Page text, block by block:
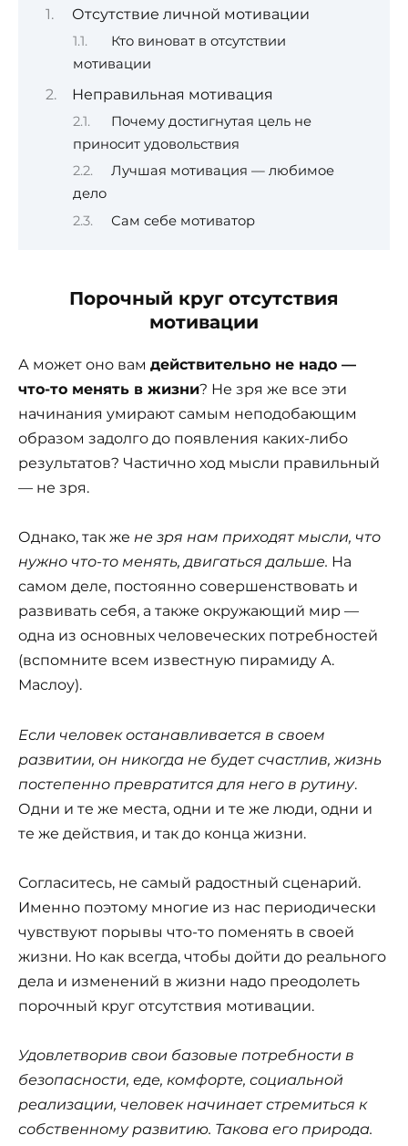
Отсутствие личной мотивации
Кто виноват в отсутствии
мотивации
Неправильная мотивация
Почему достигнутая цель не
приносит удовольствия
Лучшая мотивация — любимое
дело
Сам себе мотиватор
Порочный круг отсутствия
мотивации
А может оно вам действительно не надо —
что-то менять в жизни? Не зря же все эти
начинания умирают самым неподобающим
образом задолго до появления каких-либо
результатов? Частично ход мысли правильный
— не зря.
Однако, так же не зря нам приходят мысли, что
нужно что-то менять, двигаться дальше. На
самом деле, постоянно совершенствовать и
развивать себя, а также окружающий мир —
одна из основных человеческих потребностей
(вспомните всем известную пирамиду А.
Маслоу).
Если человек останавливается в своем
развитии, он никогда не будет счастлив, жизнь
постепенно превратится для него в рутину.
Одни и те же места, одни и те же люди, одни и
те же действия, и так до конца жизни.
Согласитесь, не самый радостный сценарий.
Именно поэтому многие из нас периодически
чувствуют порывы что-то поменять в своей
жизни. Но как всегда, чтобы дойти до реального
дела и изменений в жизни надо преодолеть
порочный круг отсутствия мотивации.
Удовлетворив свои базовые потребности в
безопасности, еде, комфорте, социальной
реализации, человек начинает стремиться к
собственному развитию. Такова его природа.